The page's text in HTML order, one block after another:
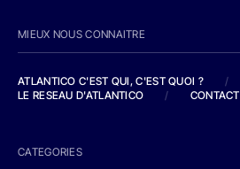
MIEUX NOUS CONNAITRE
ATLANTICO C'EST QUI, C'EST QUOI ?
/
LE RESEAU D'ATLANTICO
/ CONTACT
CATEGORIES